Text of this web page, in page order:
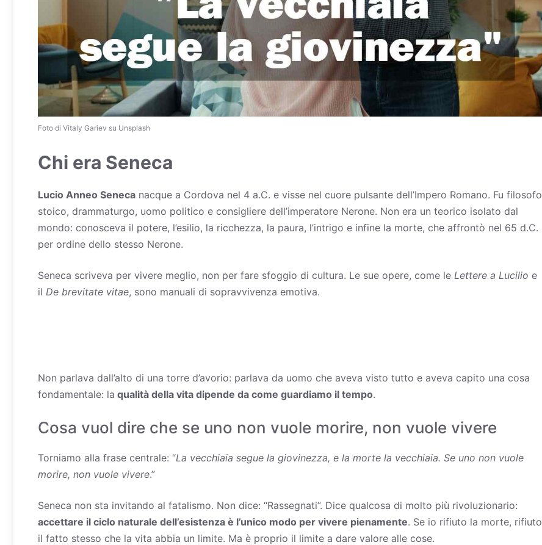
Foto di Vitaly Gariev su Unsplash
Chi era Seneca
Lucio Anneo Seneca nacque a Cordova nel 4 a.C. e visse nel cuore pulsante dell’Impero Romano. Fu filosofo
stoico, drammaturgo, uomo politico e consigliere dell’imperatore Nerone. Non era un teorico isolato dal
mondo: conosceva il potere, l’esilio, la ricchezza, la paura, l’intrigo e infine la morte, che affrontò nel 65 d.C.
per ordine dello stesso Nerone.
Seneca scriveva per vivere meglio, non per fare sfoggio di cultura. Le sue opere, come le Lettere a Lucilio e
il De brevitate vitae, sono manuali di sopravvivenza emotiva.
Non parlava dall’alto di una torre d’avorio: parlava da uomo che aveva visto tutto e aveva capito una cosa
fondamentale: la qualità della vita dipende da come guardiamo il tempo.
Cosa vuol dire che se uno non vuole morire, non vuole vivere
Torniamo alla frase centrale: “La vecchiaia segue la giovinezza, e la morte la vecchiaia. Se uno non vuole
morire, non vuole vivere.”
Seneca non sta invitando al fatalismo. Non dice: “Rassegnati”. Dice qualcosa di molto più rivoluzionario:
accettare il ciclo naturale dell’esistenza è l’unico modo per vivere pienamente. Se io rifiuto la morte, rifiuto
il fatto stesso che la vita abbia un limite. Ma è proprio il limite a dare valore alle cose.